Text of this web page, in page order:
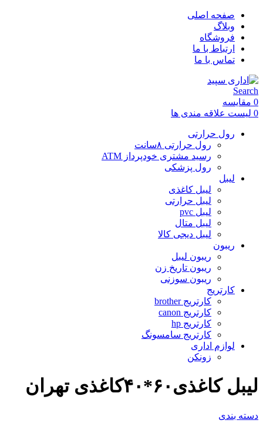
صفحه اصلی
وبلاگ
فروشگاه
ارتباط با ما
تماس با ما
Search
0 مقایسه
0 لیست علاقه مندی ها
رول حرارتی
رول حرارتی ۸سانت
رسید مشتری خودپرداز ATM
رول پزشکی
لیبل
لیبل کاغذی
لیبل حرارتی
لیبل pvc
لیبل متال
لیبل دیجی کالا
ریبون
ریبون لیبل
ریبون تاریخ زن
ریبون سوزنی
کارتریج
کارتریج brother
کارتریج canon
کارتریج hp
کارتریج سامسونگ
لوازم اداری
زونکن
لیبل کاغذی۶۰*۴۰کاغذی تهران
دسته بندی